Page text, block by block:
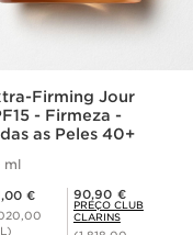
Firming Jour
- Firmeza -
as Peles 40+
ml
€ Preço Club Clarins 90,90 €
90,90 €
PREÇO CLUB
CLARINS